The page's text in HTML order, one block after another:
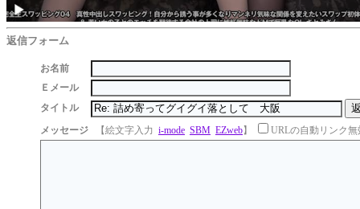
返信フォーム
お名前
Ｅメール
タイトル
メッセージ
【絵文字入力 i-mode SBM EZweb】 URLの自動リンク無